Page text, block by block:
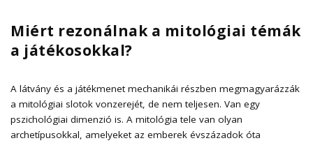
Miért rezonálnak a mitológiai témák
a játékosokkal?
A látvány és a játékmenet mechanikái részben megmagyarázzák
a mitológiai slotok vonzerejét, de nem teljesen. Van egy
pszichológiai dimenzió is. A mitológia tele van olyan
archetípusokkal, amelyeket az emberek évszázadok óta